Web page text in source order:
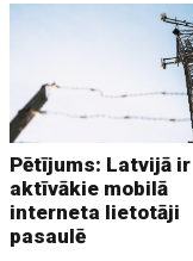
Pētījums: Latvijā ir
aktīvākie mobilā
interneta lietotāji
pasaulē